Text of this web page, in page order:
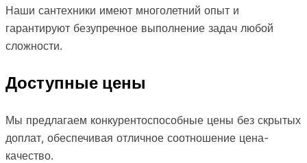
Наши сантехники имеют многолетний опыт и
гарантируют безупречное выполнение задач любой
сложности.
Доступные цены
Мы предлагаем конкурентоспособные цены без скрытых
доплат, обеспечивая отличное соотношение цена-
качество.